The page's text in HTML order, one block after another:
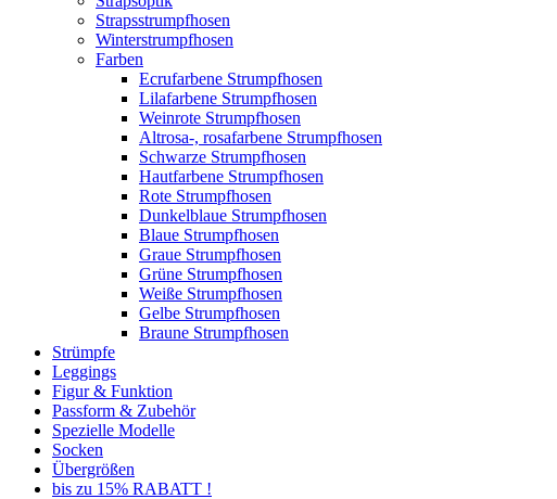
Strapsstrumpfhosen
Winterstrumpfhosen
Farben
Ecrufarbene Strumpfhosen
Lilafarbene Strumpfhosen
Weinrote Strumpfhosen
Altrosa-, rosafarbene Strumpfhosen
Schwarze Strumpfhosen
Hautfarbene Strumpfhosen
Rote Strumpfhosen
Dunkelblaue Strumpfhosen
Blaue Strumpfhosen
Graue Strumpfhosen
Grüne Strumpfhosen
Weiße Strumpfhosen
Gelbe Strumpfhosen
Braune Strumpfhosen
Strümpfe
Leggings
Figur & Funktion
Passform & Zubehör
Spezielle Modelle
Socken
Übergrößen
bis zu 15% RABATT !